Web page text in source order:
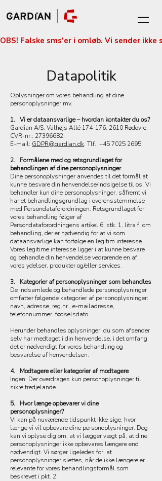
OBS! Falske sms'er i omløb. Vi sender
Datapolitik
Oplysninger om vores behandling af dine
personoplysninger mv.
1. Vi er dataansvarlige – hvordan kontakter du os?
Gardian A/S, Valhøjs Allé 174-176, 2610 Rødovre.
CVR-nr.: 27396682.
E-mail: GDPR@gardian.dk. Tlf.: +45 7025 2695.
2. Formålene med og retsgrundlaget for
behandlingen af dine personoplysninger
Dine personoplysninger anvendes til det formål at
kunne besvare din henvendelse/indsigelse til os. Vi
behandler kun dine personoplysninger, såfremt vi
har et behandlingsgrundlag i overensstemmelse
med Persondataforordningen. Retsgrundlaget for
vores behandling følger af
Persondataforordningens artikel 6, stk. 1, litra f, om
behandling, der er nødvendig for at vi som
dataansvarlige kan forfølge en legitim interesse.
Vores legitime interesse ligger i at kunne besvare
og behandle din henvendelse vedrørende en af
vores ydelser, produkter og/eller services.
3. Kategorier af personoplysninger som behandles
De indsamlede og behandlede personoplysninger
omfatter følgende kategorier af personoplysninger:
navn, adresse, reg.nr., e-mailadresse,
telefonnummer, fødselsdato.
Herunder behandles oplysninger, du som afsender
selv har medtaget i din henvendelse, i det omfang
det er nødvendigt for vores behandling og
besvarelse af henvendelsen.
4. Modtagere eller kategorier af modtagere
Ingen. Der overdrages kun personoplysninger til
sikre tredjelande.
5. Hvor længe opbevarer vi dine
personoplysninger?
Vi kan på nuværende tidspunkt ikke sige, hvor
længe vi vil opbevare dine personoplysninger. Dog
kan vi oplyse dig om, at vi lægger vægt på, at dine
personoplysninger ikke opbevares længere end
nødvendigt. Vi sørger ligeledes for, at
personoplysninger slettes, når de ikke længere er
relevante for vores behandlingsformål som
beskrevet i pkt. 2.